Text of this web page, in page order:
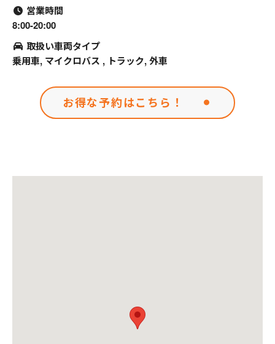
営業時間
8:00-20:00
取扱い車両タイプ
乗用車, マイクロバス , トラック, 外車
お得な予約はこちら！